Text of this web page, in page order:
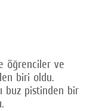
öğrenciler ve
biri oldu.
buz pistinden bir